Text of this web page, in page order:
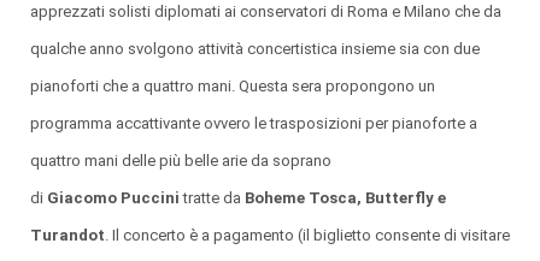
apprezzati solisti diplomati ai conservatori di Roma e Milano che da
qualche anno svolgono attività concertistica insieme sia con due
pianoforti che a quattro mani. Questa sera propongono un
programma accattivante ovvero le trasposizioni per pianoforte a
quattro mani delle più belle arie da soprano
di Giacomo Puccinitratte da Boheme Tosca, Butterfly e
Turandot . Il concerto è a pagamento (il biglietto consente di visitare